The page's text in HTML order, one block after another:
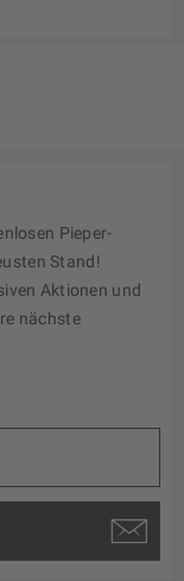
Pieper-
Stand!
Aktionen und
nächste